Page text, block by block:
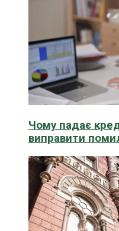
Чому падає
виправити